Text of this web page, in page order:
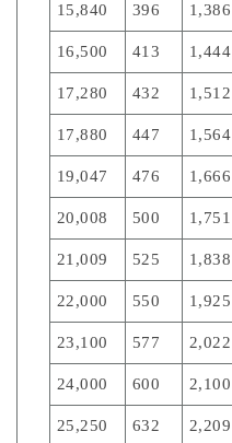
15,840 396 1,386
16,500 413 1,444
17,280 432 1,512
17,880 447 1,564
19,047 476 1,666
20,008 500 1,751
21,009 525 1,838
22,000 550 1,925
23,100 577 2,022
24,000 600 2,100
25,250 632 2,209